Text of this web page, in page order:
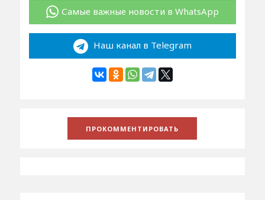
Самые важные новости в WhatsApp
Наш канал в Telegram